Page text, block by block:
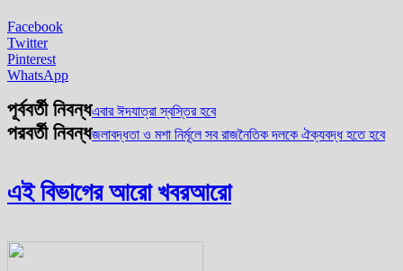
Facebook
Twitter
Pinterest
WhatsApp
পূর্ববর্তী নিবন্ধএবার ঈদযাত্রা স্বস্তির হবে
পরবর্তী নিবন্ধজলাবদ্ধতা ও মশা নির্মূলে সব রাজনৈতিক দলকে ঐক্যবদ্ধ হতে হবে
এই বিভাগের আরো খবরআরো